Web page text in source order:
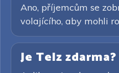
Ano, příjemcům se
volajícího, aby mohli
Je Telz zdarma?